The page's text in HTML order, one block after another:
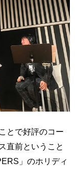
とで好評のコー
直前ということ
」のホリディ